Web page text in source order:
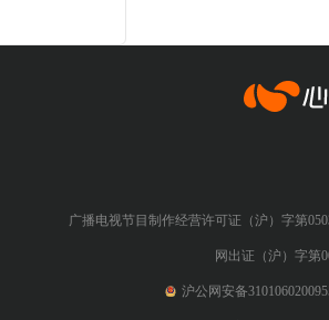
广播电视节目制作经营许可证（沪）字第
网出证（沪）字第
沪公网安备
心动网络